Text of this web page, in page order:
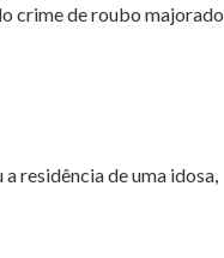
crime de roubo majorado
residência de uma idosa,